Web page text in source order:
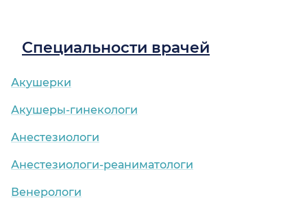
Специальности врачей
Акушерки
Акушеры-гинекологи
Анестезиологи
Анестезиологи-реаниматологи
Венерологи